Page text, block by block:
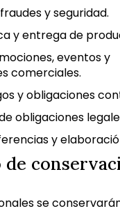
y seguridad.
y entrega de
eventos y
comerciales.
y obligaciones
obligaciones
y
de
se